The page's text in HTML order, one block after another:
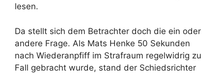
lesen.
Da stellt sich dem Betrachter doch die ein oder
andere Frage. Als Mats Henke 50 Sekunden
nach Wiederanpfiff im Strafraum regelwidrig zu
Fall gebracht wurde, stand der Schiedsrichter